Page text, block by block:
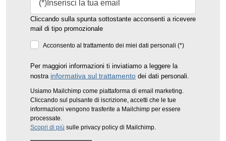
Cliccando sulla spunta sottostante acconsenti a ricevere
mail di tipo promozionale
Acconsento al trattamento dei miei dati personali (*)
Per maggiori informazioni ti inviatiamo a leggere la
nostra informativa sul trattamento dei dati personali.
Usiamo Mailchimp come piattaforma di email marketing.
Cliccando sul pulsante di iscrizione, accetti che le tue
informazioni vengono trasferite a Mailchimp per essere
processate.
Scopri di più sulle privacy policy di Mailchimp.